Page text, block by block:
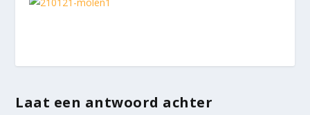
Laat een antwoord achter